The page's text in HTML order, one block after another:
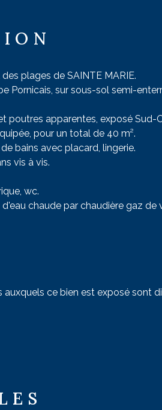
plages de SAINTE MARIE.
Pornicais, sur sous-sol semi-
poutres apparentes, exposé Sud-
pour un total de 40 m².
bains avec placard, lingerie.
vis à vis.
wc.
chaude par chaudière gaz de
auxquels ce bien est exposé sont